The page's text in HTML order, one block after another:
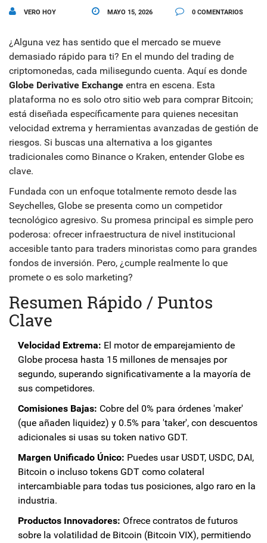
VERO HOY MAYO 15, 2026 0 COMENTARIOS
¿Alguna vez has sentido que el mercado se mueve
demasiado rápido para ti? En el mundo del trading de
criptomonedas, cada milisegundo cuenta. Aquí es donde
Globe Derivative Exchange entra en escena. Esta
plataforma no es solo otro sitio web para comprar Bitcoin;
está diseñada específicamente para quienes necesitan
velocidad extrema y herramientas avanzadas de gestión de
riesgos. Si buscas una alternativa a los gigantes
tradicionales como Binance o Kraken, entender Globe es
clave.
Fundada con un enfoque totalmente remoto desde las
Seychelles, Globe se presenta como un competidor
tecnológico agresivo. Su promesa principal es simple pero
poderosa: ofrecer infraestructura de nivel institucional
accesible tanto para traders minoristas como para grandes
fondos de inversión. Pero, ¿cumple realmente lo que
promete o es solo marketing?
Resumen Rápido / Puntos
Clave
Velocidad Extrema: El motor de emparejamiento de
Globe procesa hasta 15 millones de mensajes por
segundo, superando significativamente a la mayoría de
sus competidores.
Comisiones Bajas: Cobre del 0% para órdenes 'maker'
(que añaden liquidez) y 0.5% para 'taker', con descuentos
adicionales si usas su token nativo GDT.
Margen Unificado Único: Puedes usar USDT, USDC, DAI,
Bitcoin o incluso tokens GDT como colateral
intercambiable para todas tus posiciones, algo raro en la
industria.
Productos Innovadores: Ofrece contratos de futuros
sobre la volatilidad de Bitcoin (Bitcoin VIX), permitiendo